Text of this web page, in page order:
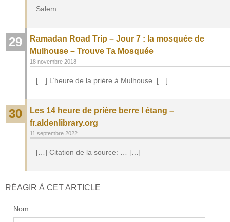
Salem
29
Ramadan Road Trip – Jour 7 : la mosquée de
Mulhouse – Trouve Ta Mosquée
18 novembre 2018
[…] L’heure de la prière à Mulhouse […]
30
Les 14 heure de prière berre l étang –
fr.aldenlibrary.org
11 septembre 2022
[…] Citation de la source: … […]
RÉAGIR À CET ARTICLE
Nom